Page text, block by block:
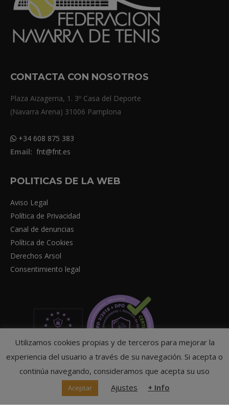
CONTACTA CON NOSOTROS
Plaza Aizagerria, 1. 3º Casa del Deporte
(Navarra Arena) 31006 Pamplona
+34 608 875 383
Email: fnt@fnt.es
POLITICAS DE LA WEB
Aviso Legal
Política de Privacidad
Canal de denuncias
Política de Cookies
Derechos Arsol
Consentimiento legal
© Federación Navarra de Tenis
Utilizamos cookies propias y de terceros para mejorar la
experiencia del usuario a través de su navegación. Si acepta o
continúa navegando, consideramos que acepta su uso
Aceptar Ajustes + Info